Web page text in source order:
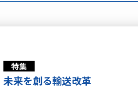
特集
未来を創る輸送改革